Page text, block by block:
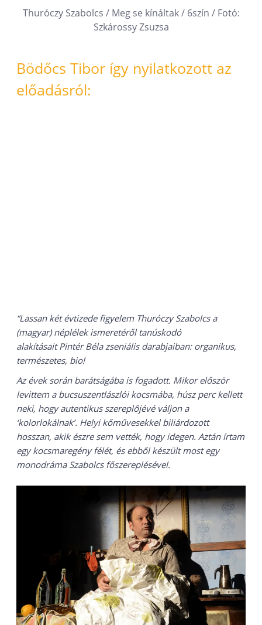
Thuróczy Szabolcs / Meg se kínáltak / 6szín / Fotó:
Szkárossy Zsuzsa
Bödőcs Tibor így nyilatkozott az
előadásról:
“Lassan két évtizede figyelem Thuróczy Szabolcs a
(magyar) néplélek ismeretéről tanúskodó
alakításait Pintér Béla zseniális darabjaiban: organikus,
természetes, bio!
Az évek során barátságába is fogadott. Mikor először
levittem a bucsuszentlászlói kocsmába, húsz perc kellett
neki, hogy autentikus szereplőjévé váljon a
‘kolorlokálnak’. Helyi kőművesekkel biliárdozott
hosszan, akik észre sem vették, hogy idegen. Aztán írtam
egy kocsmaregény félét, és ebből készült most egy
monodráma Szabolcs főszereplésével.